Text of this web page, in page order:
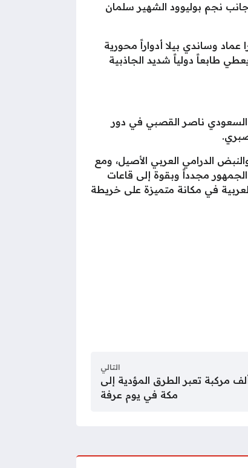
نجم بوليوود الشهير سلمان
عماد وساندي بيلا أدواراً محورية
طابعاً دولياً شديد الجاذبية
السعودي ناصر القصبي في دور
الدرامي العربي الأصيل، ومع
مجدداً وبقوة إلى قاعات
في مكانة متميزة على خريطة
التالي
الطرق”: أكثر من (130) ألف مركبة تعبر الطرق المؤدية إلى
مكة في يوم عرفة